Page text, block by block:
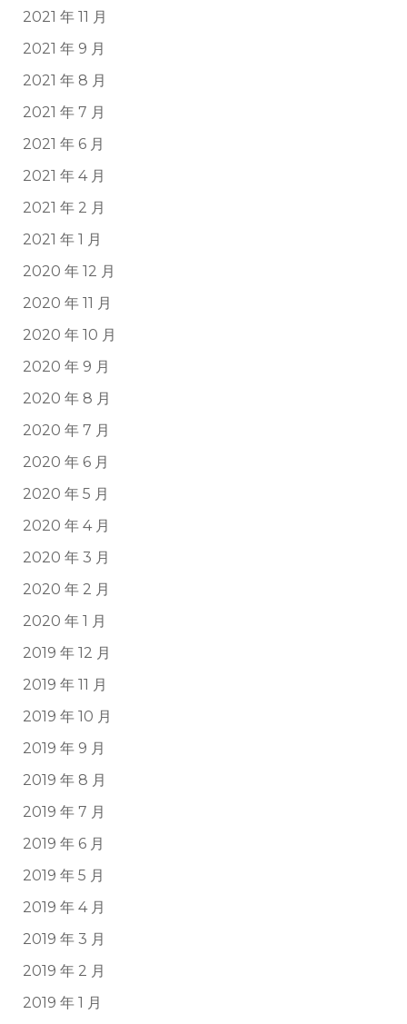
2021 年 11 月
2021 年 9 月
2021 年 8 月
2021 年 7 月
2021 年 6 月
2021 年 4 月
2021 年 2 月
2021 年 1 月
2020 年 12 月
2020 年 11 月
2020 年 10 月
2020 年 9 月
2020 年 8 月
2020 年 7 月
2020 年 6 月
2020 年 5 月
2020 年 4 月
2020 年 3 月
2020 年 2 月
2020 年 1 月
2019 年 12 月
2019 年 11 月
2019 年 10 月
2019 年 9 月
2019 年 8 月
2019 年 7 月
2019 年 6 月
2019 年 5 月
2019 年 4 月
2019 年 3 月
2019 年 2 月
2019 年 1 月